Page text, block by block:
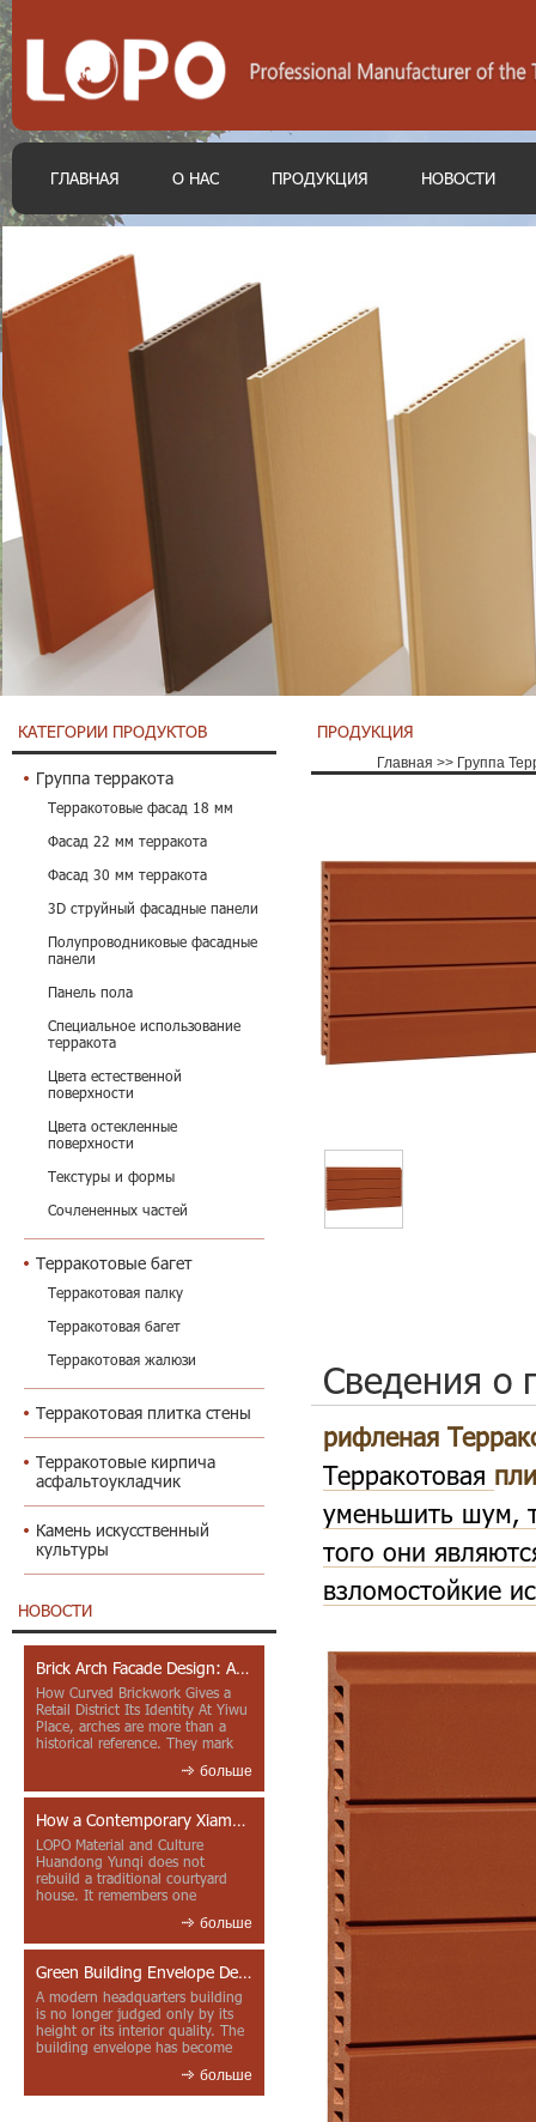
ГЛАВНАЯ О НАС ПРОДУКЦИЯ НОВОСТИ
КАТЕГОРИИ ПРОДУКТОВ
Группа терракота
Терракотовые фасад 18 мм
Фасад 22 мм терракота
Фасад 30 мм терракота
3D струйный фасадные панели
Полупроводниковые фасадные
панели
Панель пола
Специальное использование
терракота
Цвета естественной
поверхности
Цвета остекленные
поверхности
Текстуры и формы
Сочлененных частей
Терракотовые багет
Терракотовая палку
Терракотовая багет
Терракотовая жалюзи
Терракотовая плитка стены
Терракотовые кирпича
асфальтоукладчик
Камень искусственный
культуры
НОВОСТИ
Brick Arch Facade Design: A Closer Look at Yiwu Place
How Curved Brickwork Gives a
Retail District Its Identity At Yiwu
Place, arches are more than a
historical reference. They mark
больше
How a Contemporary Xiamen Project Reframes Minnan Red Brick
LOPO Material and Culture
Huandong Yunqi does not
rebuild a traditional courtyard
house. It remembers one
больше
Green Building Envelope Design: Clay Sunscreen Fins for Modern Headquarters Architecture
A modern headquarters building
is no longer judged only by its
height or its interior quality. The
building envelope has become
больше
ПРОДУКЦИЯ
Главная >> Группа
Сведения о
рифленая
Терракотовая
уменьшить шум,
того они
взломостойкие